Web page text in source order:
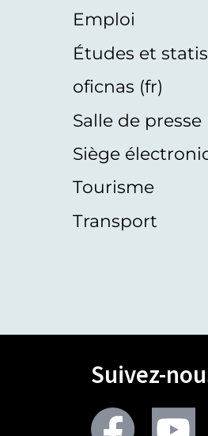
Emploi
Études et
oficnas (fr)
Salle de presse
Siège
Tourisme
Transport
Suivez-
Facebook